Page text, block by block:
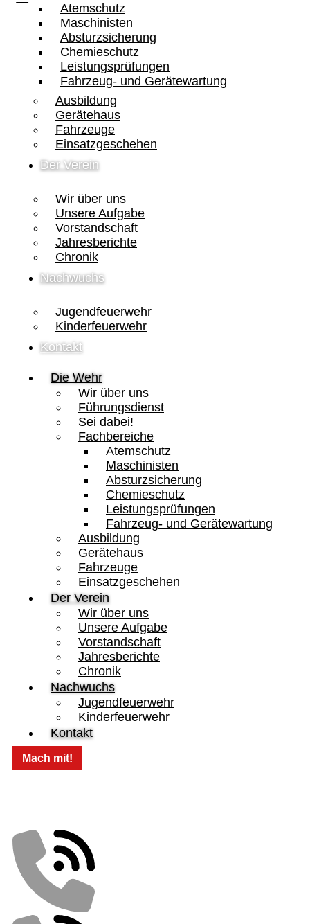
Atemschutz
Maschinisten
Absturzsicherung
Chemieschutz
Leistungsprüfungen
Fahrzeug- und Gerätewartung
Ausbildung
Gerätehaus
Fahrzeuge
Einsatzgeschehen
Der Verein
Wir über uns
Unsere Aufgabe
Vorstandschaft
Jahresberichte
Chronik
Nachwuchs
Jugendfeuerwehr
Kinderfeuerwehr
Kontakt
Die Wehr
Wir über uns
Führungsdienst
Sei dabei!
Fachbereiche
Atemschutz
Maschinisten
Absturzsicherung
Chemieschutz
Leistungsprüfungen
Fahrzeug- und Gerätewartung
Ausbildung
Gerätehaus
Fahrzeuge
Einsatzgeschehen
Der Verein
Wir über uns
Unsere Aufgabe
Vorstandschaft
Jahresberichte
Chronik
Nachwuchs
Jugendfeuerwehr
Kinderfeuerwehr
Kontakt
Mach mit!